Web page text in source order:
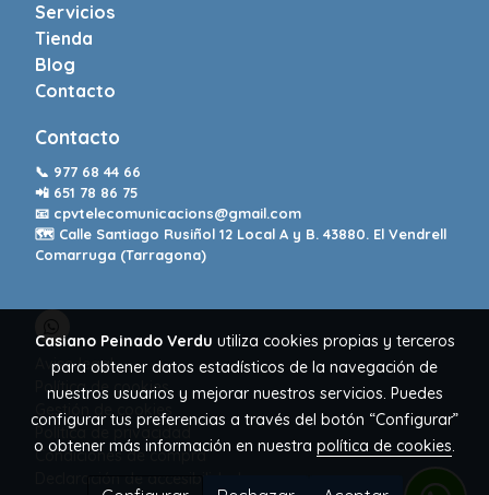
Servicios
Tienda
Blog
Contacto
Contacto
📞 977 68 44 66
📲 651 78 86 75
📧 cpvtelecomunicacions@gmail.com
🗺️ Calle Santiago Rusiñol 12 Local A y B. 43880. El Vendrell
Comarruga (Tarragona)
Aviso legal
Política de cookies
Gestión de cookies
Política de privacidad
Condiciones de compra
Casiano Peinado Verdu utiliza cookies propias y terceros
para obtener datos estadísticos de la navegación de
nuestros usuarios y mejorar nuestros servicios. Puedes
configurar tus preferencias a través del botón “Configurar”
o obtener más información en nuestra política de cookies.